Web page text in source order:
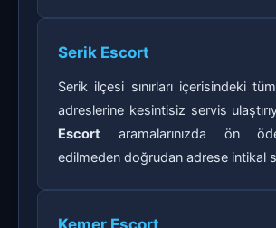
Serik Escort
Serik ilçesi sınırları içerisindeki
adreslerine kesintisiz servis
Escort aramalarınızda ön
edilmeden doğrudan adrese intikal
Kemer Escort